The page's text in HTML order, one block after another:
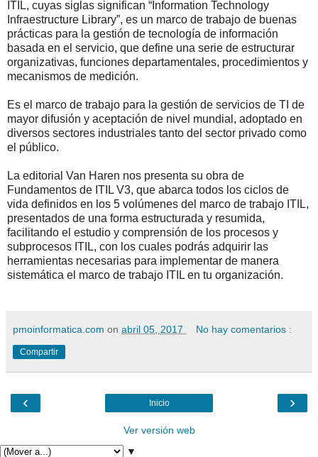
ITIL, cuyas siglas significan “Information Technology
Infraestructure Library”, es un marco de trabajo de buenas
prácticas para la gestión de tecnología de información
basada en el servicio, que define una serie de estructurar
organizativas, funciones departamentales, procedimientos y
mecanismos de medición.
Es el marco de trabajo para la gestión de servicios de TI de
mayor difusión y aceptación de nivel mundial, adoptado en
diversos sectores industriales tanto del sector privado como
el público.
La editorial Van Haren nos presenta su obra de
Fundamentos de ITIL V3, que abarca todos los ciclos de
vida definidos en los 5 volúmenes del marco de trabajo ITIL,
presentados de una forma estructurada y resumida,
facilitando el estudio y comprensión de los procesos y
subprocesos ITIL, con los cuales podrás adquirir las
herramientas necesarias para implementar de manera
sistemática el marco de trabajo ITIL en tu organización.
pmoinformatica.com on abril 05, 2017 No hay comentarios :
Compartir
‹ ›
Inicio
Ver versión web
▼